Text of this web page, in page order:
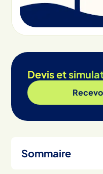
Sommaire
Devis et